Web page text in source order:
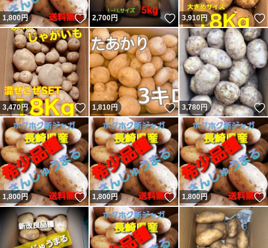
1,800 円 いいね！
2,700円 いいね！
3,910円
3,470円 いいね！
1,810円 いいね！
3,780円
1,800 円 いいね！
1,800 円 いいね！
1,800 円